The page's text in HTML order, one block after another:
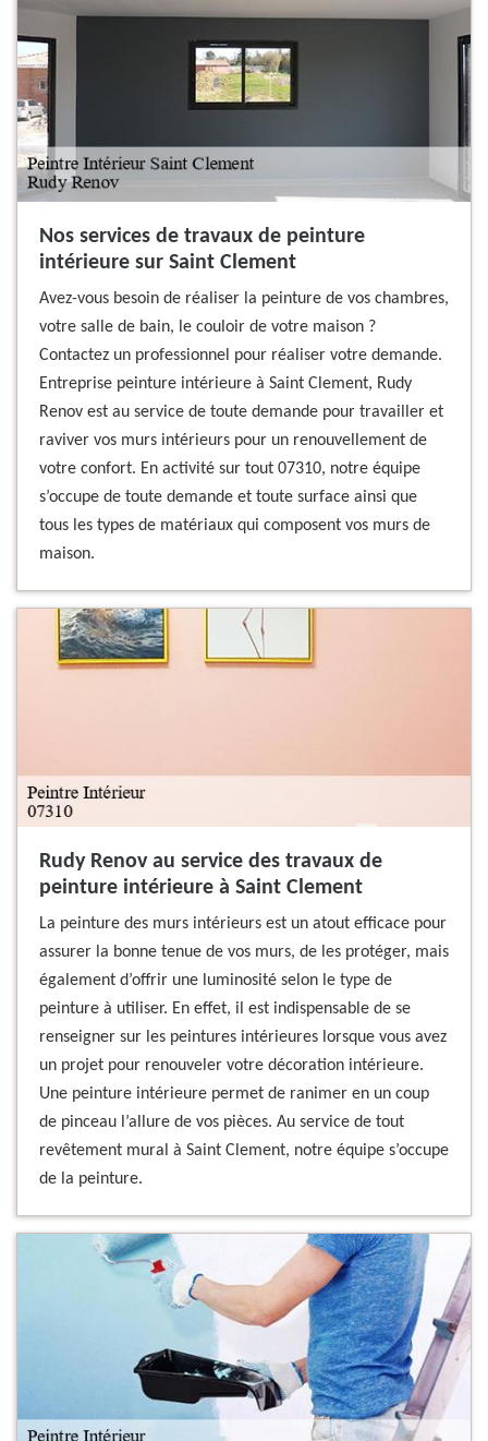
Nos services de travaux de peinture
intérieure sur Saint Clement
Avez-vous besoin de réaliser la peinture de vos chambres,
votre salle de bain, le couloir de votre maison ?
Contactez un professionnel pour réaliser votre demande.
Entreprise peinture intérieure à Saint Clement, Rudy
Renov est au service de toute demande pour travailler et
raviver vos murs intérieurs pour un renouvellement de
votre confort. En activité sur tout 07310, notre équipe
s’occupe de toute demande et toute surface ainsi que
tous les types de matériaux qui composent vos murs de
maison.
Rudy Renov au service des travaux de
peinture intérieure à Saint Clement
La peinture des murs intérieurs est un atout efficace pour
assurer la bonne tenue de vos murs, de les protéger, mais
également d’offrir une luminosité selon le type de
peinture à utiliser. En effet, il est indispensable de se
renseigner sur les peintures intérieures lorsque vous avez
un projet pour renouveler votre décoration intérieure.
Une peinture intérieure permet de ranimer en un coup
de pinceau l’allure de vos pièces. Au service de tout
revêtement mural à Saint Clement, notre équipe s’occupe
de la peinture.